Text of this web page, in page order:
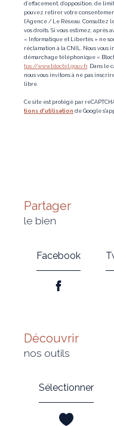
d’effacement, d’opposition, de
pouvez retirer votre
l’Agence / Le Réseau. Consultez
vos droits. Si vous estimez, après
« Informatique et Libertés » ne
réclamation à la CNIL. Nous vous
démarchage téléphonique «
tps://www.bloctel.gouv.fr. Dans le
nous vous invitons à ne pas
libre.
Ce site est protégé par
tions d'utilisation de Google
partager
le bien
Facebook
découvrir
nos outils
Sélectionner